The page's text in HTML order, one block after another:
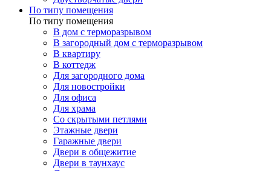
По типу помещения
По типу помещения
В дом с терморазрывом
В загородный дом с терморазрывом
В квартиру
В коттедж
Для загородного дома
Для новостройки
Для офиса
Для храма
Со скрытыми петлями
Этажные двери
Гаражные двери
Двери в общежитие
Двери в таунхаус